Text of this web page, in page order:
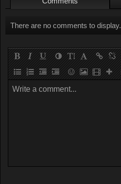
There are no comments to display.
Write a comment...